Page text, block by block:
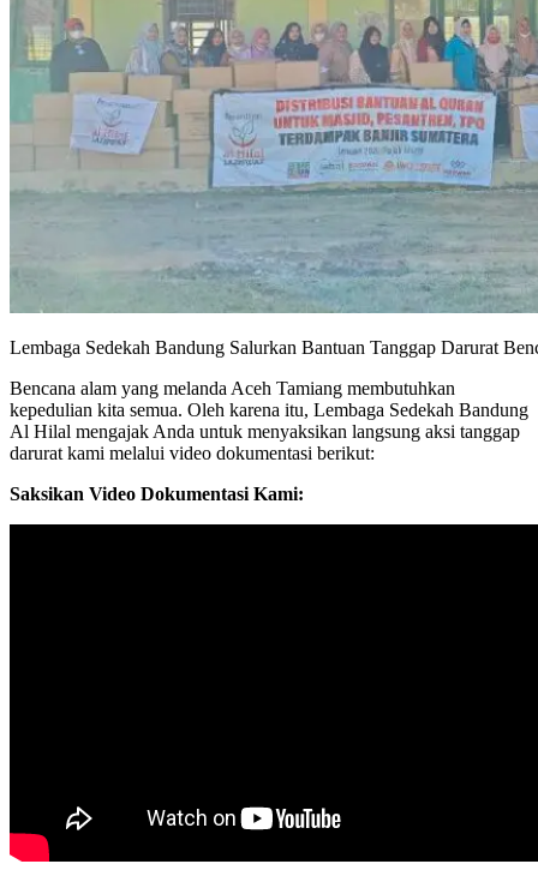
Lembaga Sedekah Bandung Salurkan Bantuan Tanggap Darurat
Bencana alam yang melanda Aceh Tamiang membutuhkan
kepedulian kita semua. Oleh karena itu, Lembaga Sedekah Bandung
Al Hilal mengajak Anda untuk menyaksikan langsung aksi tanggap
darurat kami melalui video dokumentasi berikut:
Saksikan Video Dokumentasi Kami: